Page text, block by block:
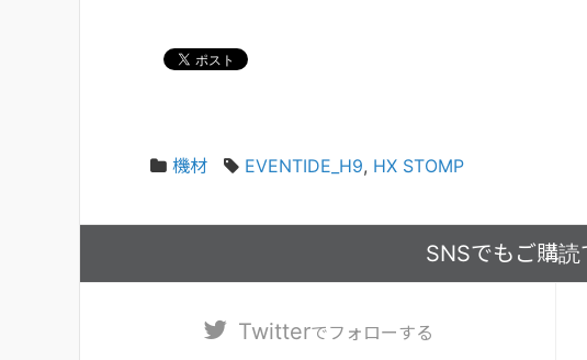
機材 EVENTIDE_H9, HX STOMP
SNSでもご購読
Twitterでフォローする